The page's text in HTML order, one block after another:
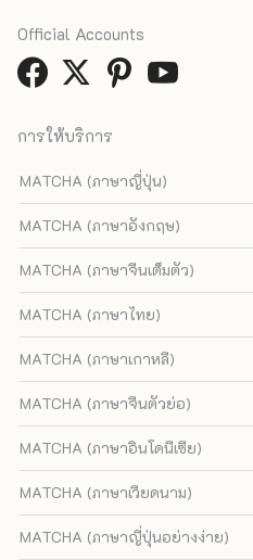
การให้บริการ
MATCHA (ภาษาญี่ปุ่น)
MATCHA (ภาษาอังกฤษ)
MATCHA (ภาษาจีนเต็มตัว)
MATCHA (ภาษาไทย)
MATCHA (ภาษาเกาหลี)
MATCHA (ภาษาจีนตัวย่อ)
MATCHA (ภาษาอินโดนีเซีย)
MATCHA (ภาษาเวียดนาม)
MATCHA (ภาษาญี่ปุ่นอย่างง่าย)
Official Accounts